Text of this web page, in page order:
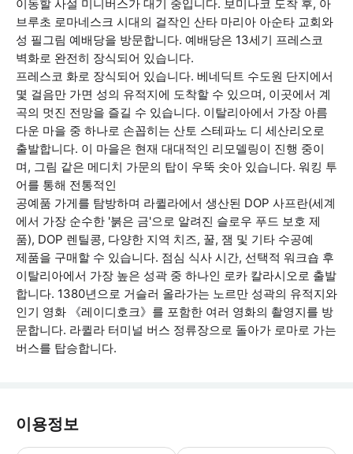
이동할 사설 미니버스가 대기 중입니다. 보미나코 도착 후, 아
브루초 로마네스크 시대의 걸작인 산타 마리아 아순타 교회와
성 필그림 예배당을 방문합니다. 예배당은 13세기 프레스코
벽화로 완전히 장식되어 있습니다.
프레스코 화로 장식되어 있습니다. 베네딕트 수도원 단지에서
몇 걸음만 가면 성의 유적지에 도착할 수 있으며, 이곳에서 계
곡의 멋진 전망을 즐길 수 있습니다. 이탈리아에서 가장 아름
다운 마을 중 하나로 손꼽히는 산토 스테파노 디 세산리오로
출발합니다. 이 마을은 현재 대대적인 리모델링이 진행 중이
며, 그림 같은 메디치 가문의 탑이 우뚝 솟아 있습니다. 워킹 투
어를 통해 전통적인
공예품 가게를 탐방하며 라퀼라에서 생산된 DOP 사프란(세계
에서 가장 순수한 '붉은 금'으로 알려진 슬로우 푸드 보호 제
품), DOP 렌틸콩, 다양한 지역 치즈, 꿀, 잼 및 기타 수공예
제품을 구매할 수 있습니다. 점심 식사 시간, 선택적 워크숍 후
이탈리아에서 가장 높은 성곽 중 하나인 로카 칼라시오로 출발
합니다. 1380년으로 거슬러 올라가는 노르만 성곽의 유적지와
인기 영화 《레이디호크》를 포함한 여러 영화의 촬영지를 방
문합니다. 라퀼라 터미널 버스 정류장으로 돌아가 로마로 가는
버스를 탑승합니다.
이용정보